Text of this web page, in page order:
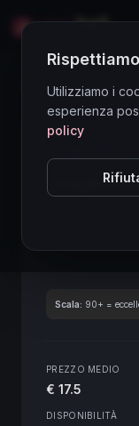
Directory Vini
Langhe
SCORE
Scala: 90+ =
PREZZO MEDIO
€ 17.5
DISPONIBILITÀ
Utilizziamo i
esperienza
policy